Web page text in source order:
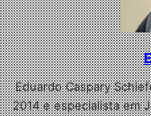
Eduardo Caspary
2014 e especialista em